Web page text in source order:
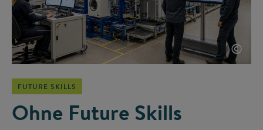
©
FUTURE SKILLS
Ohne Future Skills